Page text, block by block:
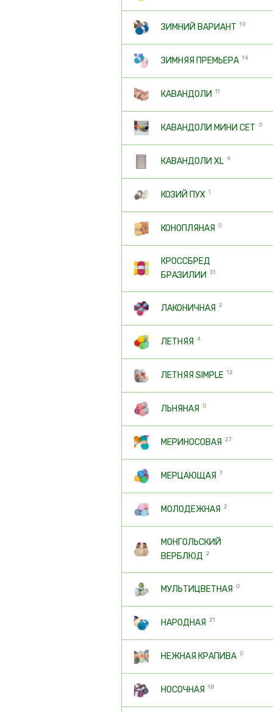
ЗИМНИЙ ВАРИАНТ 19
ЗИМНЯЯ ПРЕМЬЕРА 14
КАВАНДОЛИ 11
КАВАНДОЛИ МИНИ СЕТ 0
КАВАНДОЛИ XL 4
КОЗИЙ ПУХ 1
КОНОПЛЯНАЯ 0
КРОССБРЕД
БРАЗИЛИИ
31
ЛАКОНИЧНАЯ 2
ЛЕТНЯЯ 4
ЛЕТНЯЯ SIMPLE 12
ЛЬНЯНАЯ 0
МЕРИНОСОВАЯ 27
МЕРЦАЮЩАЯ 7
МОЛОДЕЖНАЯ 2
МОНГОЛЬСКИЙ
ВЕРБЛЮД 2
МУЛЬТИЦВЕТНАЯ 0
НАРОДНАЯ 21
НЕЖНАЯ КРАПИВА 0
НОСОЧНАЯ 18